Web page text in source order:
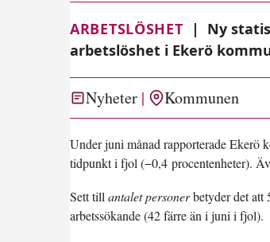
ARBETSLÖSHET |
Ny
arbetslöshet i Ekerö
Nyheter Kommunen
Under juni månad rapporterade Ekerö
tidpunkt i fjol (−0,4 procentenheter).
Sett till antalet personerbetyder det att
arbetssökande (42 färre än i juni i fjol).